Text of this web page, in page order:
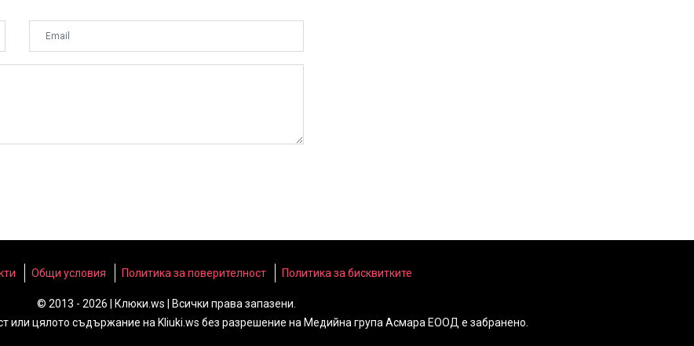
Общи условия Политика за поверителност Политика за бисквитките
© 2013 - 2026 | Клюки.ws | Всички права запазени.
или цялото съдържание на Kliuki.ws без разрешение на Медийна група Асмара ЕООД е забранено.